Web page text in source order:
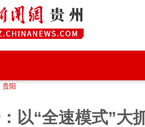
贵阳
以“全速模式”大